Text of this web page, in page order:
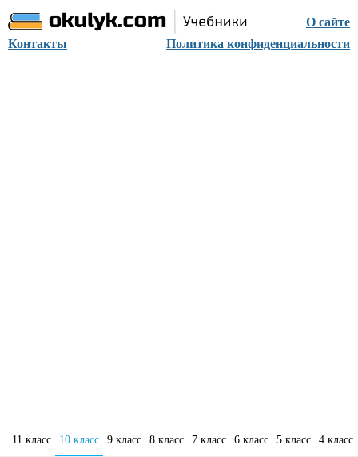
О сайте
Контакты
Политика конфиденциальности
11 класс 10 класс 9 класс 8 класс 7 класс 6 класс 5 класс 4 класс